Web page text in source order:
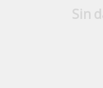
Sin